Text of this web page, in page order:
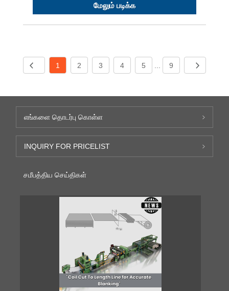
மேலும் படிக்க
1 2 3 4 5 9
எங்களை தொடர்பு கொள்ள
INQUIRY FOR PRICELIST
சமீபத்திய செய்திகள்